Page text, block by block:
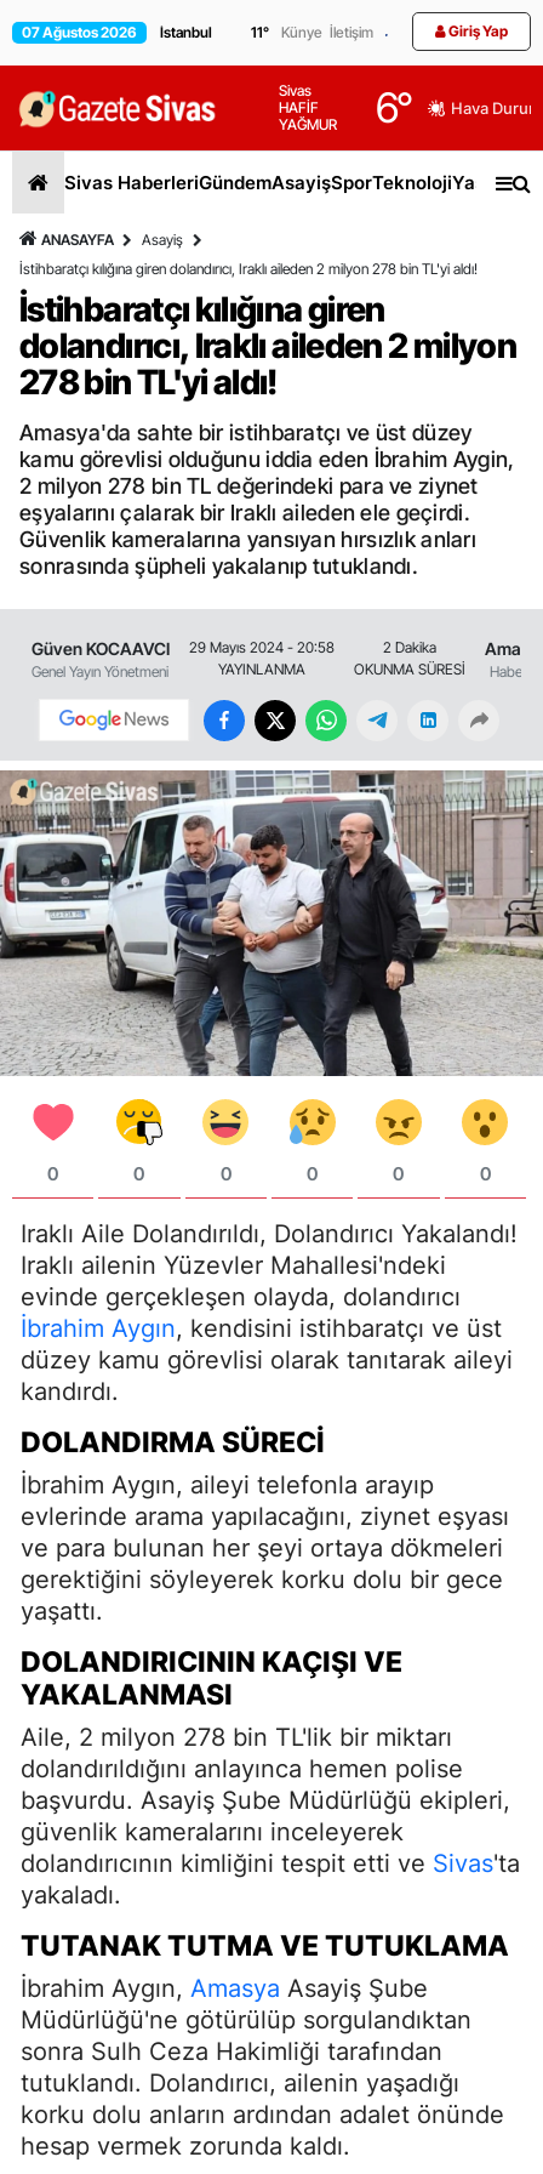
07 Ağustos 2026 11° Künye İletişim Giriş Yap
Sivas
HAFİF
YAĞMUR
6° Hava
Sivas HaberleriGündemAsayişSporTeknolojiYaşam
ANASAYFA
Asayiş
İstihbaratçı kılığına giren dolandırıcı, Iraklı aileden 2 milyon 278 bin TL'yi aldı!
İstihbaratçı kılığına giren
dolandırıcı, Iraklı aileden 2 milyon
278 bin TL'yi aldı!
Amasya'da sahte bir istihbaratçı ve üst düzey
kamu görevlisi olduğunu iddia eden İbrahim Aygin,
2 milyon 278 bin TL değerindeki para ve ziynet
eşyalarını çalarak bir Iraklı aileden ele geçirdi.
Güvenlik kameralarına yansıyan hırsızlık anları
sonrasında şüpheli yakalanıp tutuklandı.
Güven KOCAAVCI
Genel Yayın Yönetmeni
29 Mayıs 2024 - 20:58
YAYINLANMA
2 Dakika
OKUNMA SÜRESİ
Haberleri
0 0 0 0 0 0
Iraklı Aile Dolandırıldı, Dolandırıcı Yakalandı!
Iraklı ailenin Yüzevler Mahallesi'ndeki
evinde gerçekleşen olayda, dolandırıcı
İbrahim Aygın, kendisini istihbaratçı ve üst
düzey kamu görevlisi olarak tanıtarak aileyi
kandırdı.
DOLANDIRMA SÜRECI
İbrahim Aygın, aileyi telefonla arayıp
evlerinde arama yapılacağını, ziynet eşyası
ve para bulunan her şeyi ortaya dökmeleri
gerektiğini söyleyerek korku dolu bir gece
yaşattı.
DOLANDIRICININ KAÇIŞI VE
YAKALANMASI
Aile, 2 milyon 278 bin TL'lik bir miktarı
dolandırıldığını anlayınca hemen polise
başvurdu. Asayiş Şube Müdürlüğü ekipleri,
güvenlik kameralarını inceleyerek
dolandırıcının kimliğini tespit etti ve Sivas'ta
yakaladı.
TUTANAK TUTMA VE TUTUKLAMA
İbrahim Aygın, Amasya Asayiş Şube
Müdürlüğü'ne götürülüp sorgulandıktan
sonra Sulh Ceza Hakimliği tarafından
tutuklandı. Dolandırıcı, ailenin yaşadığı
korku dolu anların ardından adalet önünde
hesap vermek zorunda kaldı.